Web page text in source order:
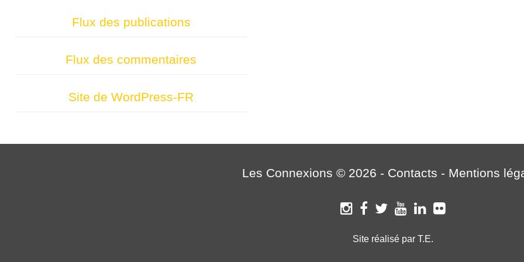
Flux des publications
Flux des commentaires
Site de WordPress-FR
Les Connexions © 2026 - Contacts - Mentions
Site réalisé par T.E.